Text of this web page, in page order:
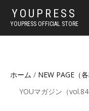
YOUPRESS
YOUPRESS OFFICIAL STORE
ホーム / NEW PAGE（各
YOUマガジン（